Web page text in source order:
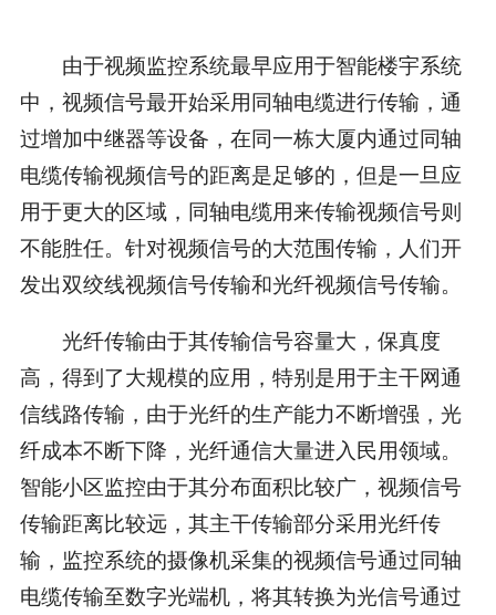
由于视频监控系统最早应用于智能楼宇系统
中，视频信号最开始采用同轴电缆进行传输，通
过增加中继器等设备，在同一栋大厦内通过同轴
电缆传输视频信号的距离是足够的，但是一旦应
用于更大的区域，同轴电缆用来传输视频信号则
不能胜任。针对视频信号的大范围传输，人们开
发出双绞线视频信号传输和光纤视频信号传输。
光纤传输由于其传输信号容量大，保真度
高，得到了大规模的应用，特别是用于主干网通
信线路传输，由于光纤的生产能力不断增强，光
纤成本不断下降，光纤通信大量进入民用领域。
智能小区监控由于其分布面积比较广，视频信号
传输距离比较远，其主干传输部分采用光纤传
输，监控系统的摄像机采集的视频信号通过同轴
电缆传输至数字光端机，将其转换为光信号通过